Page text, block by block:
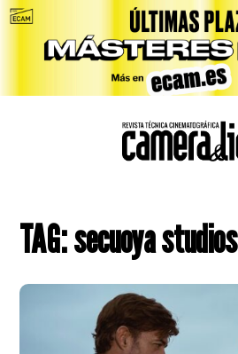
TAG: secuoya studios